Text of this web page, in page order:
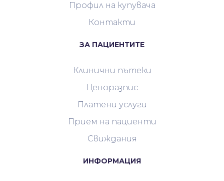
Профил на купувача
Контакти
ЗА ПАЦИЕНТИТЕ
Клинични пътеки
Ценоразпис
Платени услуги
Прием на пациенти
Свиждания
ИНФОРМАЦИЯ